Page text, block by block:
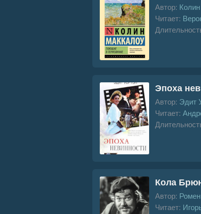
Автор:
Читает:
Эпоха
Автор: Эдит
Читает:
Кола
Автор:
Читает: